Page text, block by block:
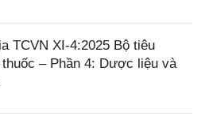
TCVN XI-4:2025 Bộ tiêu
– Phần 4: Dược liệu và